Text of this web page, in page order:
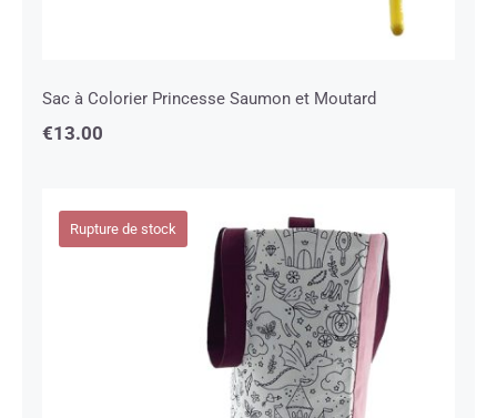
Sac à Colorier Princesse Saumon et Moutard
€13.00
Rupture de stock